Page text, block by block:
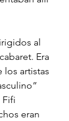
al
Era
los artistas
Fifi
eran